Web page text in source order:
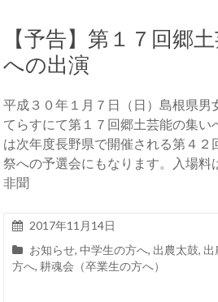
【予告】第１７回郷
への出演
平成３０年１月７日（日）島根県男
てらすにて第１７回郷土芸能の集い
は次年度長野県で開催される第４２
祭への予選会にもなります。入場料
非聞
2017年11月14日
お知らせ,中学生の方へ, 出農太鼓, 出
方へ,耕魂会（卒業生の方へ）